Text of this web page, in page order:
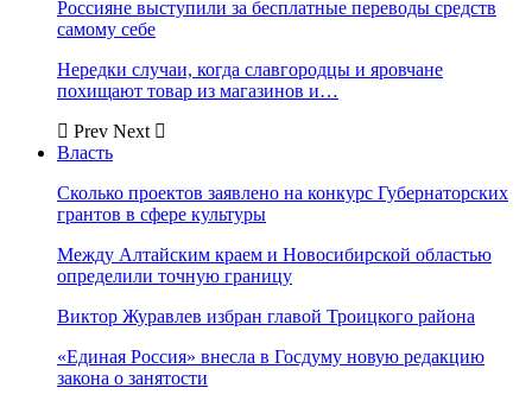
Россияне выступили за бесплатные переводы средств
самому себе
Нередки случаи, когда славгородцы и яровчане
похищают товар из магазинов и…
Prev Next
Власть
Сколько проектов заявлено на конкурс Губернаторских
грантов в сфере культуры
Между Алтайским краем и Новосибирской областью
определили точную границу
Виктор Журавлев избран главой Троицкого района
«Единая Россия» внесла в Госдуму новую редакцию
закона о занятости